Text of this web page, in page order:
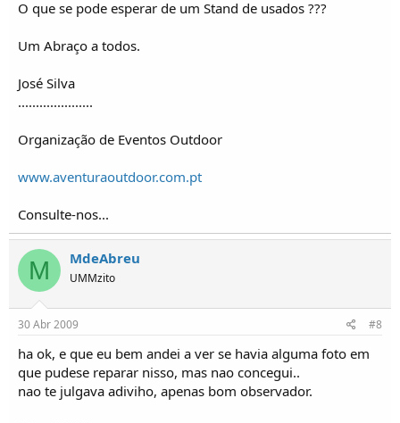
O que se pode esperar de um Stand de usados ???
Um Abraço a todos.
José Silva
.....................
Organização de Eventos Outdoor
www.aventuraoutdoor.com.pt
Consulte-nos...
M MdeAbreu
UMMzito
30 Abr 2009 #8
ha ok, e que eu bem andei a ver se havia alguma foto em
que pudese reparar nisso, mas nao concegui..
nao te julgava adiviho, apenas bom observador.